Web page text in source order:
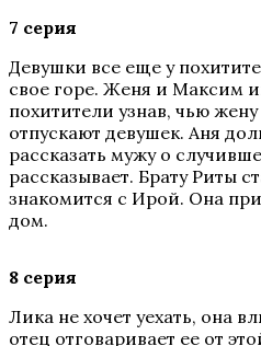
7 серия
Девушки все еще у
свое горе. Женя и Максим
похитители узнав, чью
отпускают девушек. Аня
рассказать мужу о
рассказывает. Брату Риты
знакомится с Ирой. Она
дом.
8 серия
Лика не хочет уехать, она
отец отговаривает ее от